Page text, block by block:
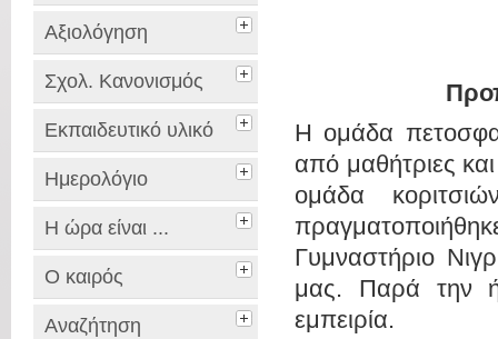
Αξιολόγηση
Σχολ. Κανονισμός
Εκπαιδευτικό υλικό
Ημερολόγιο
Η ώρα είναι ...
Ο καιρός
Αναζήτηση
Η ομάδα
από μαθήτριες
ομάδα
Γυμναστήριο
μας. Παρά την
εμπειρία.